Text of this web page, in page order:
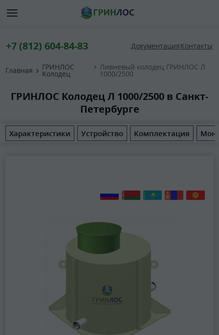
+7 (812) 604-84-83 ДокументацияКонтакты
Главная ГРИНЛОС
Колодец
Ливневый колодец ГРИНЛОС Л
1000/2500
ГРИНЛОС Колодец Л 1000/2500 в Санкт-
Петербурге
Характеристики Устройство Комплектация